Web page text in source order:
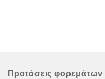
Προτάσεις φορεμάτων